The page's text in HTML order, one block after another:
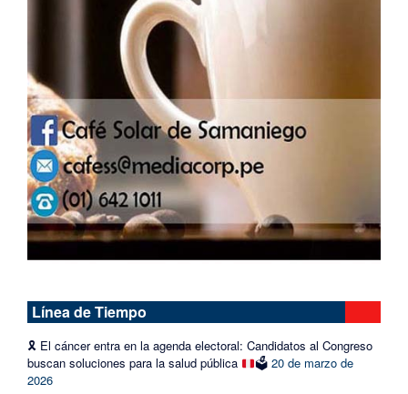
Línea de Tiempo
🎗️ El cáncer entra en la agenda electoral: Candidatos al Congreso
buscan soluciones para la salud pública
🗳️ 20 de marzo de
2026